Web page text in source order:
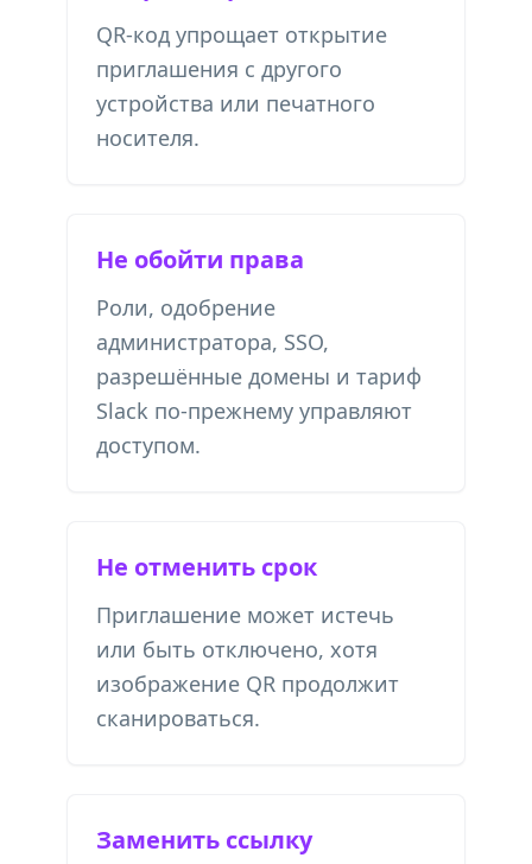
QR-код упрощает открытие
приглашения с другого
устройства или печатного
носителя.
Не обойти права
Роли, одобрение
администратора, SSO,
разрешённые домены и тариф
Slack по-прежнему управляют
доступом.
Не отменить срок
Приглашение может истечь
или быть отключено, хотя
изображение QR продолжит
сканироваться.
Заменить ссылку